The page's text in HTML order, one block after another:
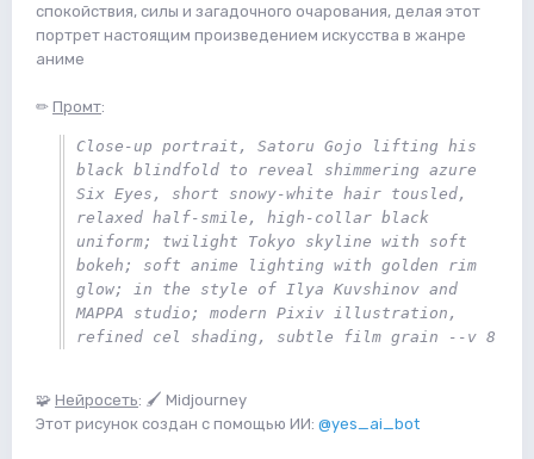
спокойствия, силы и загадочного очарования, делая этот
портрет настоящим произведением искусства в жанре
аниме
✏ Промт:
Close-up portrait, Satoru Gojo lifting his
black blindfold to reveal shimmering azure
Six Eyes, short snowy-white hair tousled,
relaxed half-smile, high-collar black
uniform; twilight Tokyo skyline with soft
bokeh; soft anime lighting with golden rim
glow; in the style of Ilya Kuvshinov and
MAPPA studio; modern Pixiv illustration,
🧩 Нейросеть: 🖌 Midjourney
Этот рисунок создан с помощью ИИ: @yes_ai_bot